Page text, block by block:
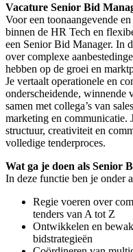
Vacature Senior Bid
Voor een toonaangevende
binnen de HR Tech en
een Senior Bid Manager. In
over complexe
hebben op de groei en
Je vertaalt operationele en
onderscheidende, winnende
samen met collega’s van
marketing en communicatie.
structuur, creativiteit en
volledige tenderproces.
Wat ga je doen als Senior
In deze functie ben je onder
Regie voeren over
tenders van A tot Z
Ontwikkelen en
bidstrategieën